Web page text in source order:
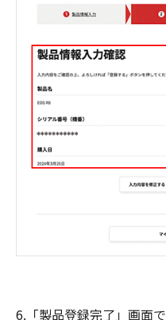
6.「製品登録完了」画面で